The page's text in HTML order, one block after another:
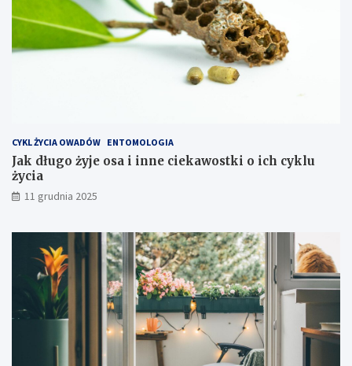
o
t
l
o
a
t
j
CYKL ŻYCIA OWADÓW ENTOMOLOGIA
Jak długo żyje osa i inne ciekawostki o ich cyklu
życia
11 grudnia 2025